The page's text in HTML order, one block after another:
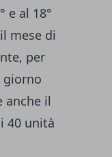
e al 18°
mese di
per
giorno
anche il
40 unità